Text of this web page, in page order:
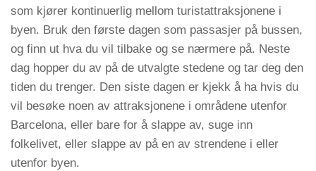
som kjører kontinuerlig mellom turistattraksjonene i
byen. Bruk den første dagen som passasjer på bussen,
og finn ut hva du vil tilbake og se nærmere på. Neste
dag hopper du av på de utvalgte stedene og tar deg den
tiden du trenger. Den siste dagen er kjekk å ha hvis du
vil besøke noen av attraksjonene i områdene utenfor
Barcelona, eller bare for å slappe av, suge inn
folkelivet, eller slappe av på en av strendene i eller
utenfor byen.